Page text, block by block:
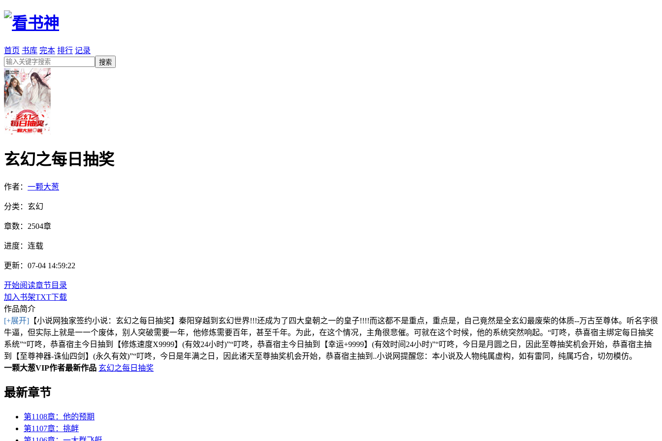
首页 书库 完本 排行 记录
玄幻之每日抽奖
作者： 一颗大葱
分类：玄幻
章数： 2504章
进度： 连载
更新：07-04 14:59:22
开始阅读章节目录
加入书架TXT下载
作品简介
[+展开] 【小说网独家签约小说：玄幻之每日抽奖】秦阳穿越到玄幻世界!!!还成为了四大皇朝之一的皇子!!!!而这都不是重点，重点是，自己竟然是全玄幻最废柴的体质--万古至尊体。听名字很
牛逼，但实际上就是一一个废体，别人突破需要一年，他修炼需要百年，甚至千年。为此，在这个情况，主角很悲催。可就在这个时候，他的系统突然响起。“叮咚，恭喜宿主绑定每日抽奖
系统”“叮咚，恭喜宿主今日抽到【修炼速度X9999】(有效24小时)”“叮咚，恭喜宿主今日抽到【幸运+9999】(有效时间24小时)”“叮咚，今日是月圆之日，因此至尊抽奖机会开始，恭喜宿主抽
到【至尊神器-诛仙四剑】(永久有效)”“叮咚，今日是年满之日，因此诸天至尊抽奖机会开始，恭喜宿主抽到..小说网提醒您：本小说及人物纯属虚构，如有雷同，纯属巧合，切勿模仿。
一颗大葱VIP作者最新作品 玄幻之每日抽奖
最新章节
第1108章：他的预期
第1107章：挑衅